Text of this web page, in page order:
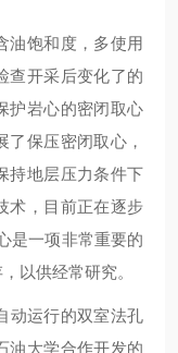
油饱和度，多使用
查开采后变化了的
护岩心的密闭取心
保压密闭取心，
持地层压力条件下
术，目前正在逐步
是一项非常重要的
以供经常研究。
动运行的双室法孔
油大学合作开发的